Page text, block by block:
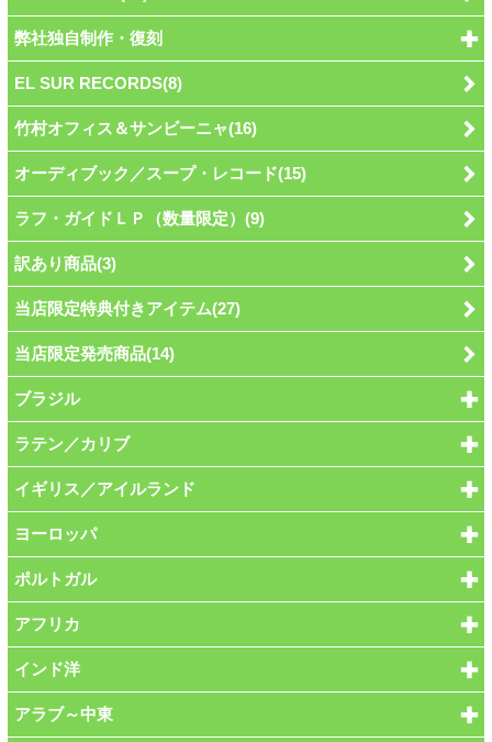
弊社独自制作・復刻
EL SUR RECORDS(8)
竹村オフィス＆サンビーニャ(16)
オーディブック／スープ・レコード(15)
ラフ・ガイドＬＰ（数量限定）(9)
訳あり商品(3)
当店限定特典付きアイテム(27)
当店限定発売商品(14)
ブラジル
ラテン／カリブ
イギリス／アイルランド
ヨーロッパ
ポルトガル
アフリカ
インド洋
アラブ～中東